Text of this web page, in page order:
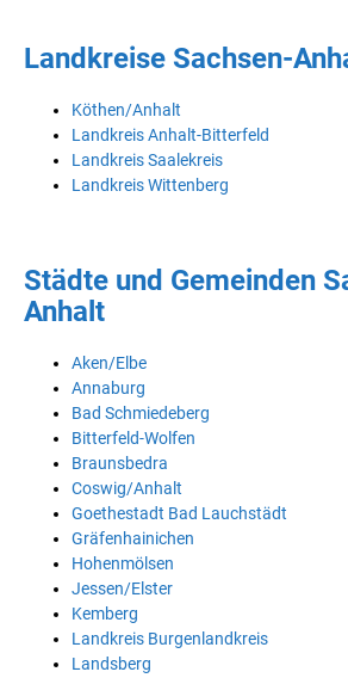
Landkreise Sachsen-
Köthen/Anhalt
Landkreis Anhalt-Bitterfeld
Landkreis Saalekreis
Landkreis Wittenberg
Städte und Gemeinden
Anhalt
Aken/Elbe
Annaburg
Bad Schmiedeberg
Bitterfeld-Wolfen
Braunsbedra
Coswig/Anhalt
Goethestadt Bad Lauchstädt
Gräfenhainichen
Hohenmölsen
Jessen/Elster
Kemberg
Landkreis Burgenlandkreis
Landsberg